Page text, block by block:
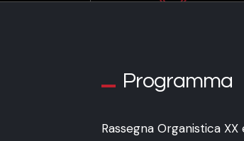
Programma
Rassegna Organistica XX